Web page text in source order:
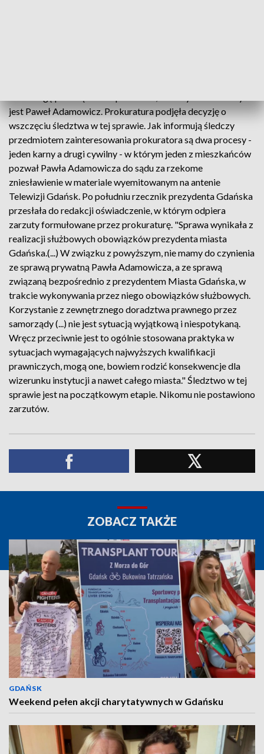
jest Paweł Adamowicz. Prokuratura podjęła decyzję o
wszczęciu śledztwa w tej sprawie. Jak informują śledczy
przedmiotem zainteresowania prokuratora są dwa procesy -
jeden karny a drugi cywilny - w którym jeden z mieszkańców
pozwał Pawła Adamowicza do sądu za rzekome
zniesławienie w materiale wyemitowanym na antenie
Telewizji Gdańsk. Po południu rzecznik prezydenta Gdańska
przesłała do redakcji oświadczenie, w którym odpiera
zarzuty formułowane przez prokuraturę. "Sprawa wynikała z
realizacji służbowych obowiązków prezydenta miasta
Gdańska.(...) W związku z powyższym, nie mamy do czynienia
ze sprawą prywatną Pawła Adamowicza, a ze sprawą
związaną bezpośrednio z prezydentem Miasta Gdańska, w
trakcie wykonywania przez niego obowiązków służbowych.
Korzystanie z zewnętrznego doradztwa prawnego przez
samorządy (...) nie jest sytuacją wyjątkową i niespotykaną.
Wręcz przeciwnie jest to ogólnie stosowana praktyka w
sytuacjach wymagających najwyższych kwalifikacji
prawniczych, mogą one, bowiem rodzić konsekwencje dla
wizerunku instytucji a nawet całego miasta." Śledztwo w tej
sprawie jest na początkowym etapie. Nikomu nie postawiono
zarzutów.
ZOBACZ TAKŻE
GDAŃSK
Weekend pełen akcji charytatywnych w Gdańsku